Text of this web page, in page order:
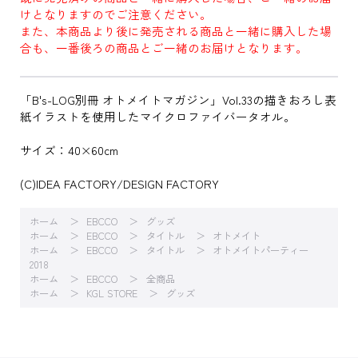
けとなりますのでご注意ください。
また、本商品より後に発売される商品と一緒に購入した場
合も、一番後ろの商品とご一緒のお届けとなります。
「B's-LOG別冊 オトメイトマガジン」Vol.33の描きおろし表
紙イラストを使用したマイクロファイバータオル。
サイズ：40×60cm
(C)IDEA FACTORY/DESIGN FACTORY
ホーム EBCCO
グッズ
ホーム
EBCCO タイトル
オトメイト
ホーム
EBCCO タイトル
オトメイトパーティー
2018
ホーム
EBCCO
全商品
ホーム
KGL STORE グッズ